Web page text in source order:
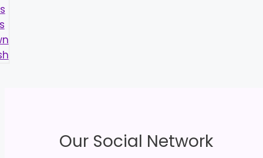
Our Social Network